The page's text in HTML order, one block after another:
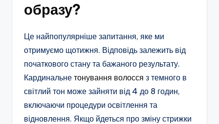
образу?
Це найпопулярніше запитання, яке ми
отримуємо щотижня. Відповідь залежить від
початкового стану та бажаного результату.
Кардинальне тонування волосся з темного в
світлий тон може зайняти від 4 до 8 годин,
включаючи процедури освітлення та
відновлення. Якщо йдеться про зміну стрижки